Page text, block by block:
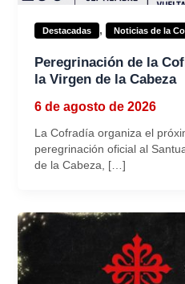
Destacadas , Noticias de la
Peregrinación de la
la Virgen de la Cabeza
6 de agosto de 2026
La Cofradía organiza el
peregrinación oficial al
de la Cabeza, […]